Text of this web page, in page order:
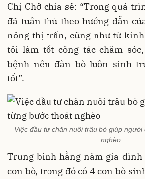
Chị Chở chia sẻ: “Trong quá
đã tuân thủ theo hướng dẫn
nông thị trấn, cũng như từ
tôi làm tốt công tác chăm
bệnh nên đàn bò luôn sinh
tốt”.
Việc đầu tư chăn nuôi trâu bò giúp
nghèo
Trung bình hằng năm gia
con bò, trong đó có 4 con bò